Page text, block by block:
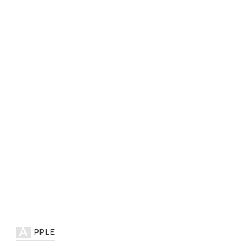
APPLE